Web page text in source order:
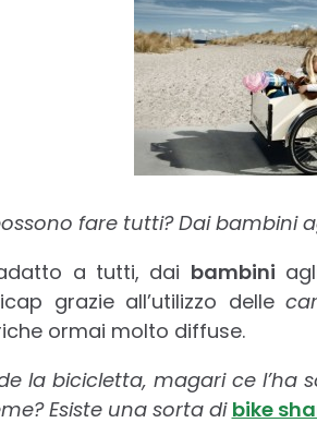
fare tutti? Dai bambini
a tutti, dai bambini
grazie all’utilizzo delle
ormai molto diffuse.
la bicicletta, magari ce
Esiste una sorta dibike